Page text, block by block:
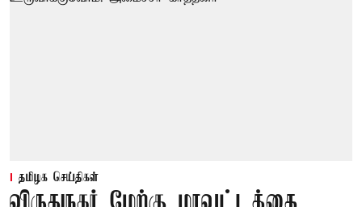
தமிழக செய்திகள்